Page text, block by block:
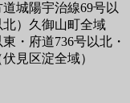
城陽宇治線69号以
）久御山町全域
・府道736号以北・
見区淀全域）